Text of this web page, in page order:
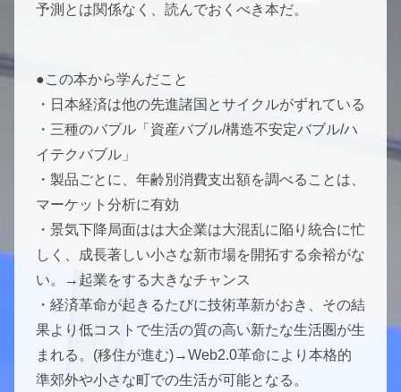
予測とは関係なく、読んでおくべき本だ。
●この本から学んだこと
・日本経済は他の先進諸国とサイクルがずれている
・三種のバブル「資産バブル/構造不安定バブル/ハ
イテクバブル」
・製品ごとに、年齢別消費支出額を調べることは、
マーケット分析に有効
・景気下降局面はは大企業は大混乱に陥り統合に忙
しく、成長著しい小さな新市場を開拓する余裕がな
い。→起業をする大きなチャンス
・経済革命が起きるたびに技術革新がおき、その結
果より低コストで生活の質の高い新たな生活圏が生
まれる。(移住が進む)→Web2.0革命により本格的
準郊外や小さな町での生活が可能となる。